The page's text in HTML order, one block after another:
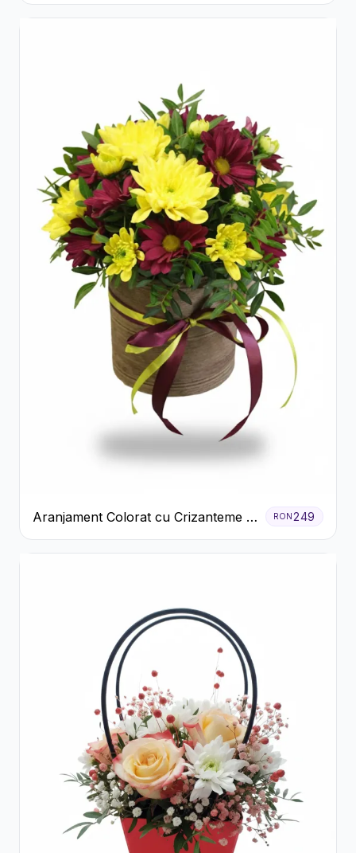
Aranjament Colorat cu Crizanteme în
Cutie Rustică
RON249